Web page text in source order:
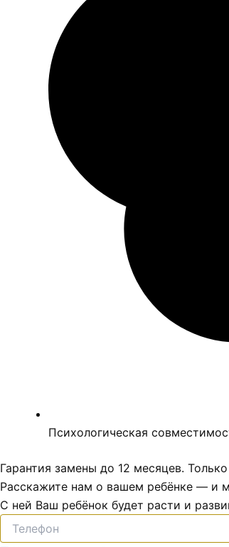
Психологическая
Гарантия замены до 12 месяцев.
Расскажите нам о вашем ребёнке — и
С ней Ваш ребёнок будет расти и